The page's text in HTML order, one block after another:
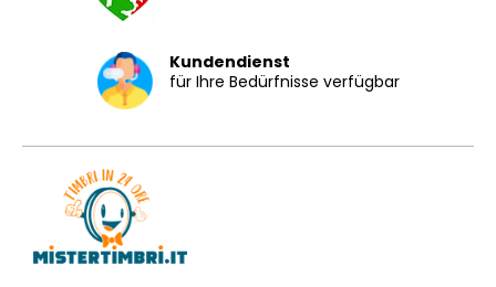
Kundendienst
für Ihre Bedürfnisse verfügbar